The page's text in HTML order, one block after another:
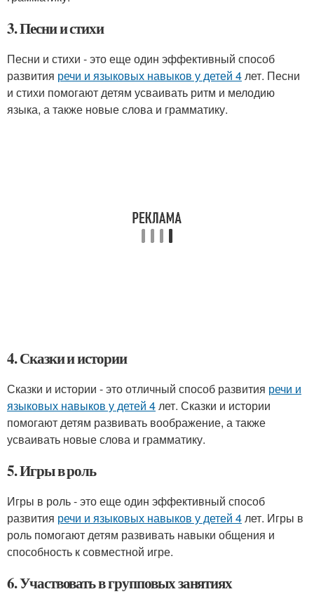
3. Песни и стихи
Песни и стихи - это еще один эффективный способ
развития речи и языковых навыков у детей 4лет. Песни
и стихи помогают детям усваивать ритм и мелодию
языка, а также новые слова и грамматику.
4. Сказки и истории
Сказки и истории - это отличный способ развития речи и
языковых навыков у детей 4лет. Сказки и истории
помогают детям развивать воображение, а также
усваивать новые слова и грамматику.
5. Игры в роль
Игры в роль - это еще один эффективный способ
развития речи и языковых навыков у детей 4лет. Игры в
роль помогают детям развивать навыки общения и
способность к совместной игре.
6. Участвовать в групповых занятиях